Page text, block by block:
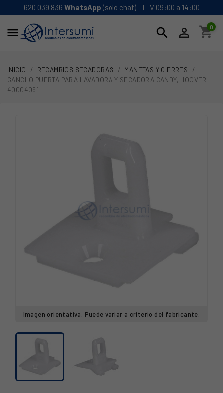
620 039 836 WhatsApp (solo chat) - L-V 09:00 a 14:00
 search  shopping_cart
0
INICIO RECAMBIOS SECADORAS
MANETAS Y CIERRES
GANCHO PUERTA PARA LAVADORA Y SECADORA CANDY, HOOVER
40004091
Imagen orientativa. Puede variar a criterio del fabricante.